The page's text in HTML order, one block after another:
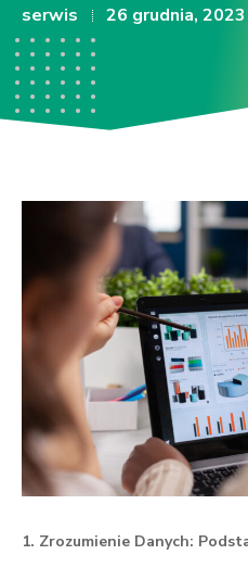
serwis 26 grudnia, 2023
1. Zrozumienie Danych: